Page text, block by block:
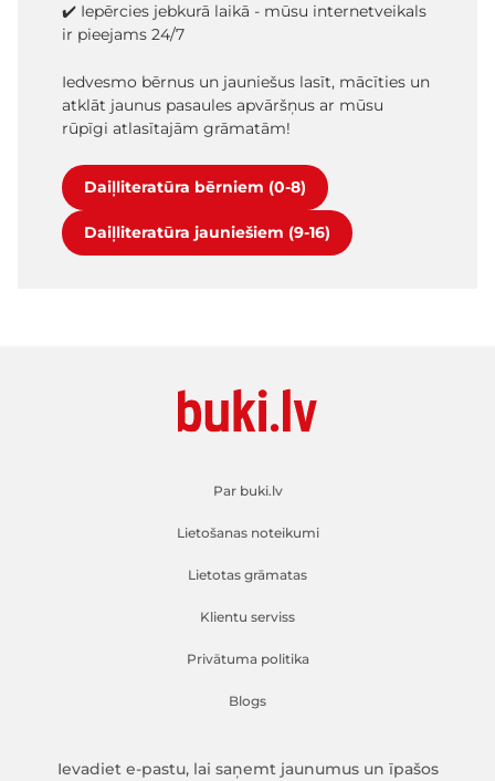
✔️ Iepērcies jebkurā laikā - mūsu internetveikals
ir pieejams 24/7
Iedvesmo bērnus un jauniešus lasīt, mācīties un
atklāt jaunus pasaules apvāršņus ar mūsu
rūpīgi atlasītajām grāmatām!
Daiļliteratūra bērniem (0-8)
Daiļliteratūra jauniešiem (9-16)
Par buki.lv
Lietošanas noteikumi
Lietotas grāmatas
Klientu serviss
Privātuma politika
Blogs
Ievadiet e-pastu, lai saņemt jaunumus un īpašos